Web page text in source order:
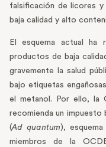
falsificación de licores
baja calidad y alto
El esquema actual ha
productos de baja
gravemente la salud
bajo etiquetas
el metanol. Por ello, la
recomienda un
(Ad quantum),
miembros de la